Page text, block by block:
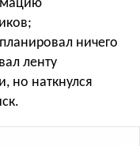
ничего
ленту
но наткнулся